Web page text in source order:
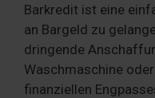
Barkredit ist eine
an Bargeld zu
dringende
Waschmaschine
finanziellen